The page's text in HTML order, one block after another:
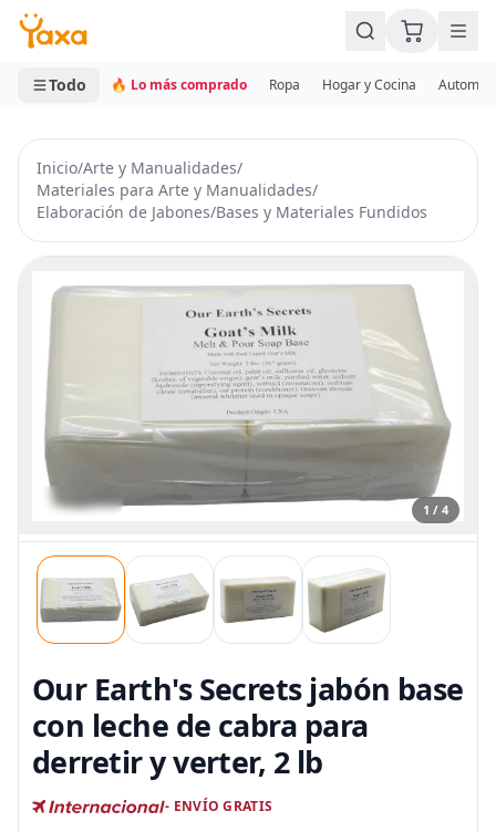
MINI CARRITO
0 productos
Todo 🔥 Lo más comprado Ropa Hogar y Cocina
Inicio/Arte y Manualidades/
Materiales para Arte y Manualidades/
Elaboración de Jabones/Bases y Materiales Fundidos
1 / 4
Our Earth's Secrets jabón base
con leche de cabra para
derretir y verter, 2 lb
- ENVÍO GRATIS